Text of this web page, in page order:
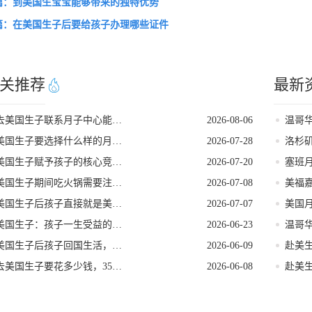
：到美国生宝宝能够带来的独特优势
：在美国生子后要给孩子办理哪些证件
推荐
去美国生子联系月子中心能解锁哪些省心服务
2026-08-06
美国生子要选择什么样的月子中心
2026-07-28
美国生子赋予孩子的核心竞争优势
2026-07-20
美国生子期间吃火锅需要注意的事项
2026-07-08
美国生子后孩子直接就是美籍吗
2026-07-07
美国生子：孩子一生受益的五大核心优势
2026-06-23
美国生子后孩子回国生活，美籍会不会受影响
2026-06-09
去美国生子要花多少钱，35万够不够用
2026-06-08
最新